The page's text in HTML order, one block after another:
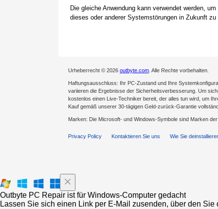
Die gleiche Anwendung kann verwendet werden,
dieses oder anderer Systemstörungen in Zukunft zu
Urheberrecht © 2026 outbyte.com . Alle Rechte vorbehalten.
Haftungsausschluss: Ihr PC-Zustand und Ihre
variieren die Ergebnisse der Sicherheitsverbesserung. Um
kostenlos einen Live-Techniker bereit, der alles tun wird, um
Kauf gemäß unserer 30-tägigen Geld-zurück-Garantie
Marken: Die Microsoft- und Windows-Symbole sind Marken
Privacy Policy Kontaktieren Sie uns Wie Sie
Outbyte PC Repair ist für Windows-Computer gedacht
Lassen Sie sich einen Link per E-Mail zusenden, über den